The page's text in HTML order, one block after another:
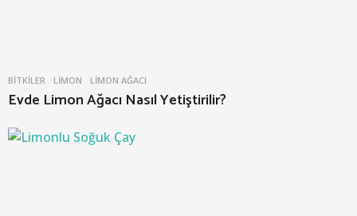
BITKILER LIMON ,LIMON AĞACI
Evde Limon Ağacı Nasıl Yetiştirilir?